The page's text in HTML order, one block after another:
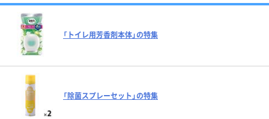
「トイレ用芳香剤本体」の特集
「除菌スプレーセット」の特集